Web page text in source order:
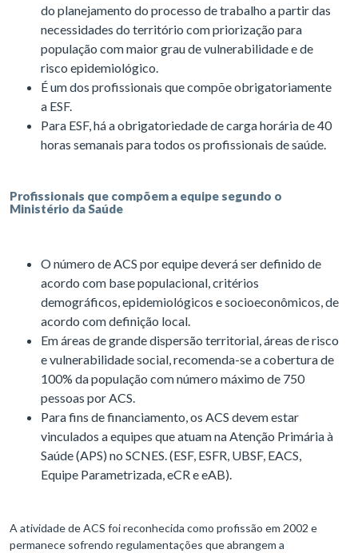
do planejamento do processo de trabalho a partir das
necessidades do território com priorização para
população com maior grau de vulnerabilidade e de
risco epidemiológico.
É um dos profissionais que compõe obrigatoriamente
a ESF.
Para ESF, há a obrigatoriedade de carga horária de 40
horas semanais para todos os profissionais de saúde.
Profissionais que compõem a equipe segundo o
Ministério da Saúde
O número de ACS por equipe deverá ser definido de
acordo com base populacional, critérios
demográficos, epidemiológicos e socioeconômicos, de
acordo com definição local.
Em áreas de grande dispersão territorial, áreas de risco
e vulnerabilidade social, recomenda-se a cobertura de
100% da população com número máximo de 750
pessoas por ACS.
Para fins de financiamento, os ACS devem estar
vinculados a equipes que atuam na Atenção Primária à
Saúde (APS) no SCNES. (ESF, ESFR, UBSF, EACS,
Equipe Parametrizada, eCR e eAB).
A atividade de ACS foi reconhecida como profissão em 2002 e
permanece sofrendo regulamentações que abrangem a